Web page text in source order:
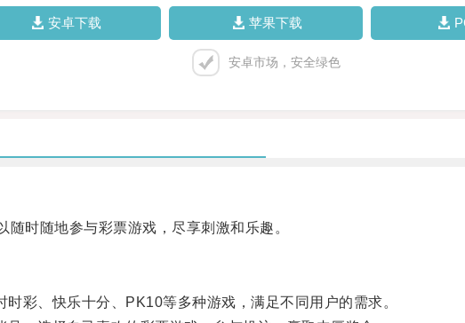
安卓下载 苹果下载
安卓市场，安全绿色
时随地参与彩票游戏，尽享刺激和乐趣。
、快乐十分、PK10等多种游戏，满足不同用户的需求。